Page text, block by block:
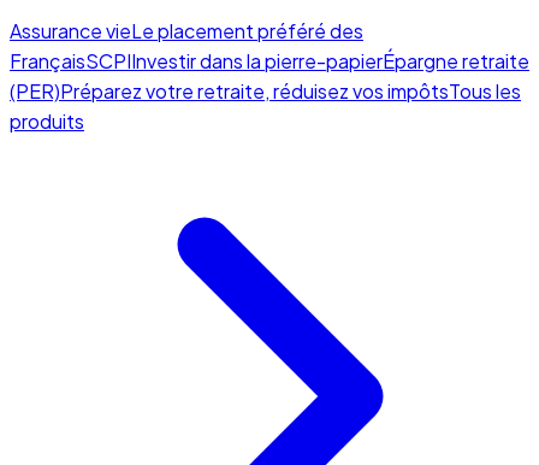
Assurance vieLe placement préféré des
FrançaisSCPIInvestir dans la pierre-papierÉpargne retraite
(PER)Préparez votre retraite, réduisez vos impôtsTous les
produits